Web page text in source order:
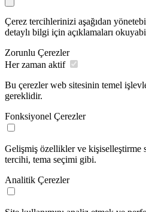
Çerez tercihlerinizi aşağıdan
detaylı bilgi için açıklamaları
Zorunlu Çerezler
Her zaman aktif
Bu çerezler web sitesinin temel
gereklidir.
Fonksiyonel Çerezler
Gelişmiş özellikler ve kişiselleştirme
tercihi, tema seçimi gibi.
Analitik Çerezler